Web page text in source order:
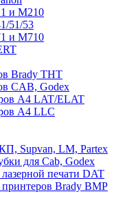
и M210
51/53
и M710
Brady THT
CAB, Godex
А4 LAT/ELAT
А4 LLC
Supvan, LM, Partex
для Cab, Godex
печати DAT
Brady BMP